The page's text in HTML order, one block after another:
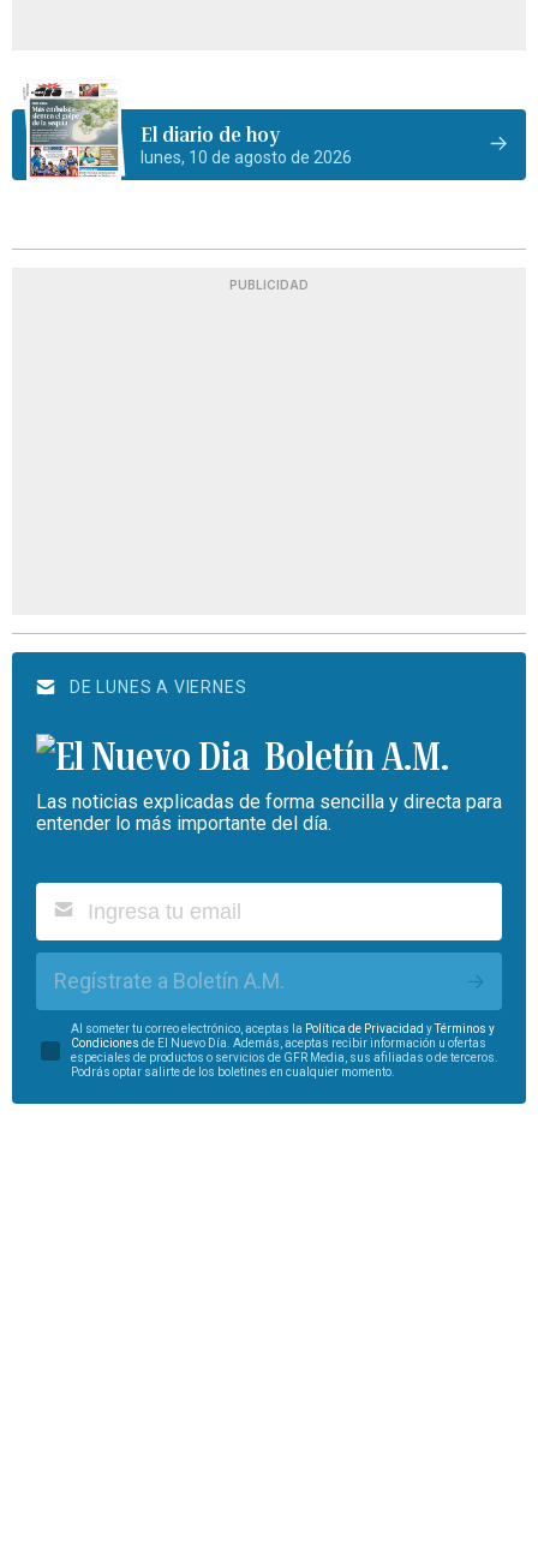
El diario de hoy
lunes, 10 de agosto de 2026
PUBLICIDAD
DE LUNES A VIERNES
Boletín A.M.
Las noticias explicadas de forma sencilla y directa para
entender lo más importante del día.
Regístrate a Boletín A.M.
Al someter tu correo electrónico, aceptas la Política de Privacidad yTérminos y
Condiciones de El Nuevo Día. Además, aceptas recibir información u ofertas
especiales de productos o servicios de GFR Media, sus afiliadas o de terceros.
Podrás optar salirte de los boletines en cualquier momento.